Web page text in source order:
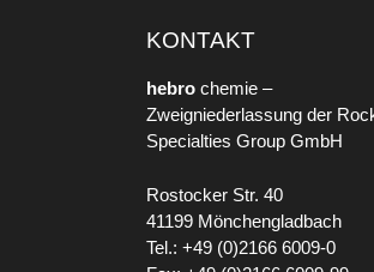
KONTAKT
hebro chemie –
Zweigniederlassung der
Specialties Group GmbH
Rostocker Str. 40
41199 Mönchengladbach
Tel.: +49 (0)2166 6009-0